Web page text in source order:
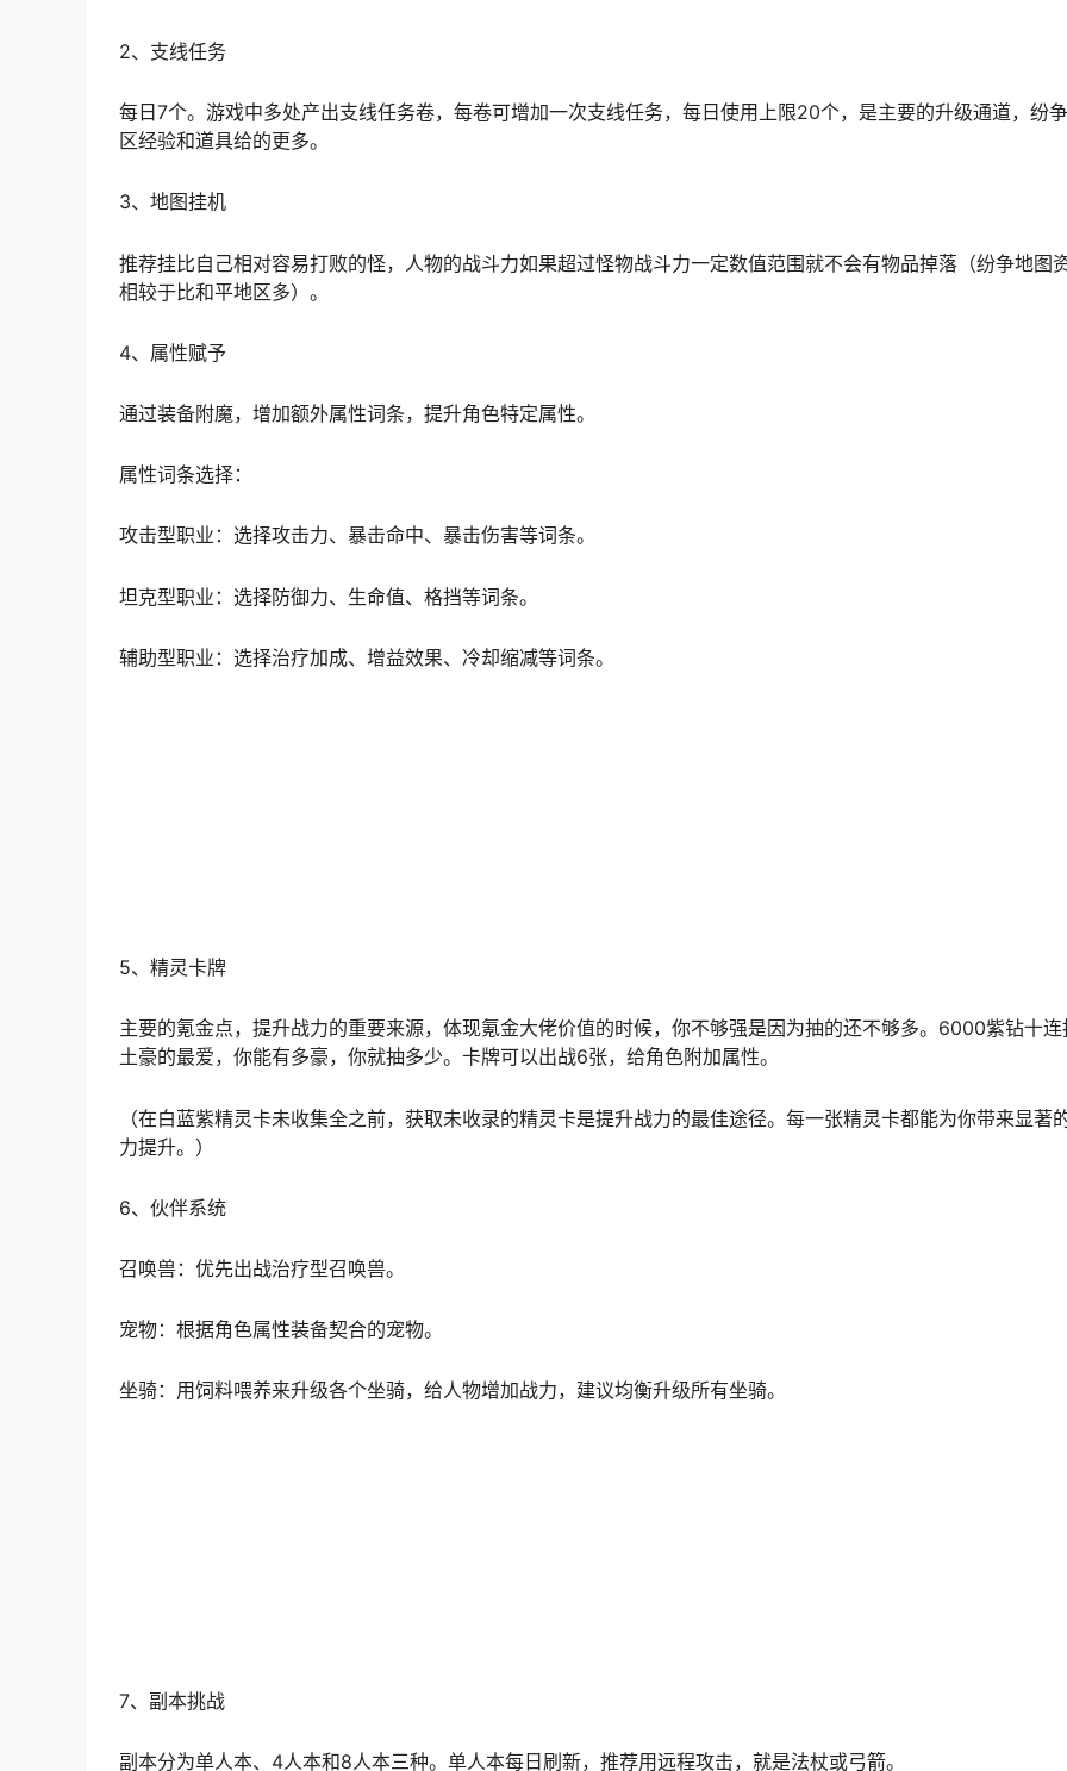
1、日常任务
每天5个推荐在当天战力提到极限后再做，并且接取纷争地区的任务，纷争地区经验和道具给的更多。
2、支线任务
区经验和道具给的更多。
3、地图挂机
推荐挂比自己相对容易打败的怪，人物的战斗力如果超过怪物战斗力一定数值范围就不会有物品掉落（纷争地图资
土豪的最爱，你能有多豪，你就抽多少。卡牌可以出战6张，给角色附加属性。
（在白蓝紫精灵卡未收集全之前，获取未收录的精灵卡是提升战力的最佳途径。每一张精灵卡都能为你带来显著的